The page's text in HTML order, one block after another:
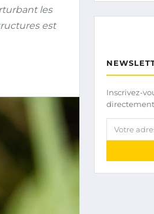
les
est
Inscrivez-
Votre